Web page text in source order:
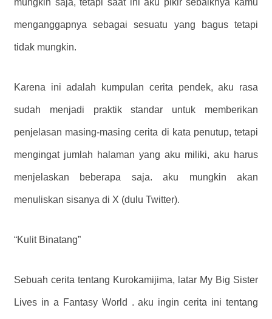
mungkin saja, tetapi saat ini aku pikir sebaiknya kamu
menganggapnya sebagai sesuatu yang bagus tetapi
tidak mungkin.
Karena ini adalah kumpulan cerita pendek, aku rasa
sudah menjadi praktik standar untuk memberikan
penjelasan masing-masing cerita di kata penutup, tetapi
mengingat jumlah halaman yang aku miliki, aku harus
menjelaskan beberapa saja. aku mungkin akan
menuliskan sisanya di X (dulu Twitter).
“Kulit Binatang”
Sebuah cerita tentang Kurokamijima, latar My Big Sister
Lives in a Fantasy World . aku ingin cerita ini tentang